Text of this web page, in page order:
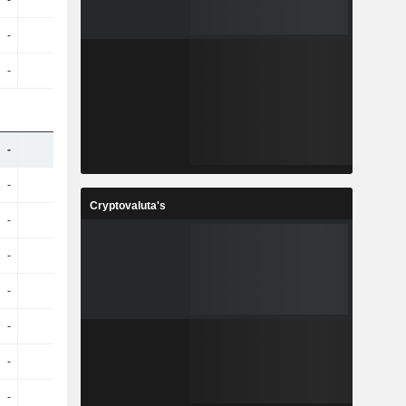
-
-
-
- - - -
-
-
-
-
-
-
Cryptovaluta's